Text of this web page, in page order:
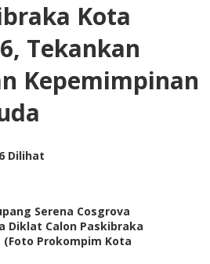
Kota
Tekankan
Kepemimpinan
Dilihat
Serena Cosgrova
Diklat Calon Paskibraka
(Foto Prokompim Kota